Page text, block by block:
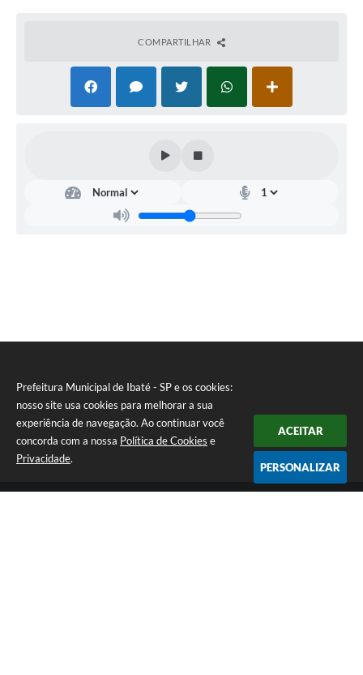
Prefeitura Municipal de Ibaté - SP e os cookies:
nosso site usa cookies para melhorar a sua
experiência de navegação. Ao continuar você
concorda com a nossa Política de Cookies e
Privacidade.
ACEITAR
PERSONALIZAR
COMPARTILHAR